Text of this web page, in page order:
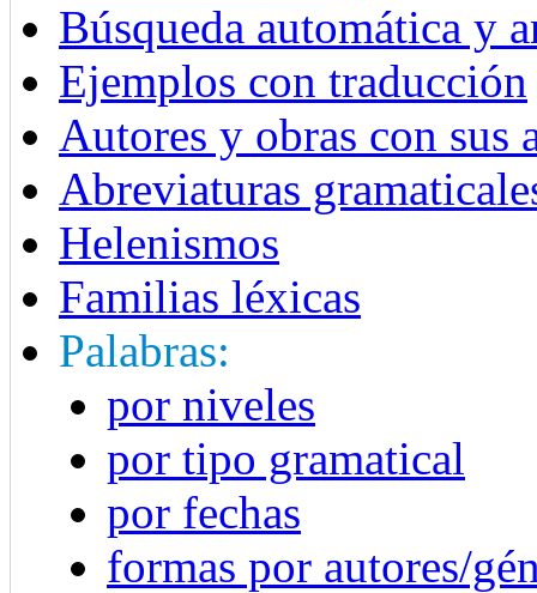
Búsqueda automática y
Ejemplos con traducción
Autores y obras con sus
Abreviaturas
Helenismos
Familias léxicas
Palabras:
por niveles
por tipo gramatical
por fechas
formas por autores/